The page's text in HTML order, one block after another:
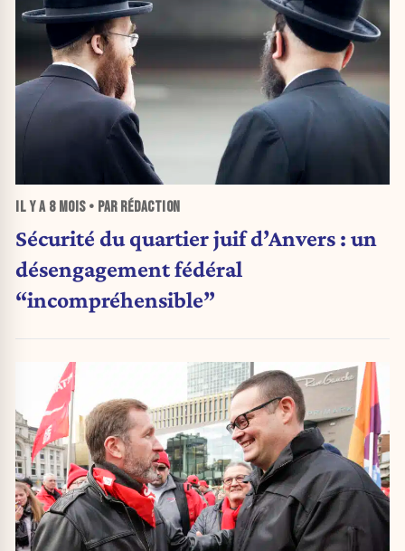
IL Y A 8 MOIS• PAR RÉDACTION
Sécurité du quartier juif d’Anvers : un
désengagement fédéral
“incompréhensible”